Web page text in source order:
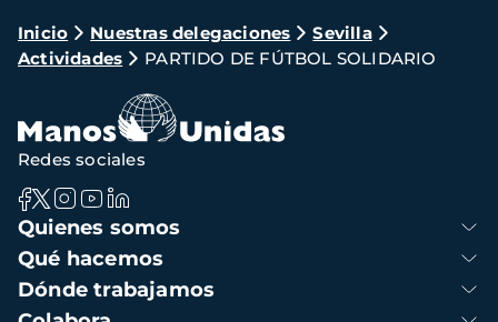
Ruta
de
navegación
Inicio Nuestras delegaciones
Sevilla
Actividades
PARTIDO DE FÚTBOL SOLIDARIO
Navegación
principal
Quienes somos
Qué hacemos
Dónde trabajamos
Redes sociales